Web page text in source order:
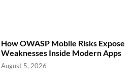
How OWASP Mobile Risks Expose
Weaknesses Inside Modern Apps
August 5, 2026